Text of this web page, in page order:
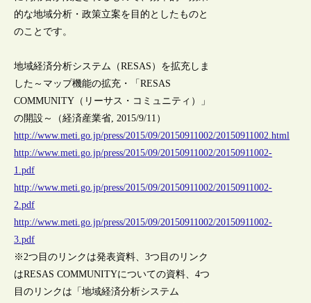
的な地域分析・政策立案を目的としたものと
のことです。
地域経済分析システム（RESAS）を拡充しま
した～マップ機能の拡充・「RESAS
COMMUNITY（リーサス・コミュニティ）」
の開設～（経済産業省, 2015/9/11）
http://www.meti.go.jp/press/2015/09/20150911002/20150911002.html
http://www.meti.go.jp/press/2015/09/20150911002/20150911002-
1.pdf
http://www.meti.go.jp/press/2015/09/20150911002/20150911002-
2.pdf
http://www.meti.go.jp/press/2015/09/20150911002/20150911002-
3.pdf
※2つ目のリンクは発表資料、3つ目のリンク
はRESAS COMMUNITYについての資料、4つ
目のリンクは「地域経済分析システム